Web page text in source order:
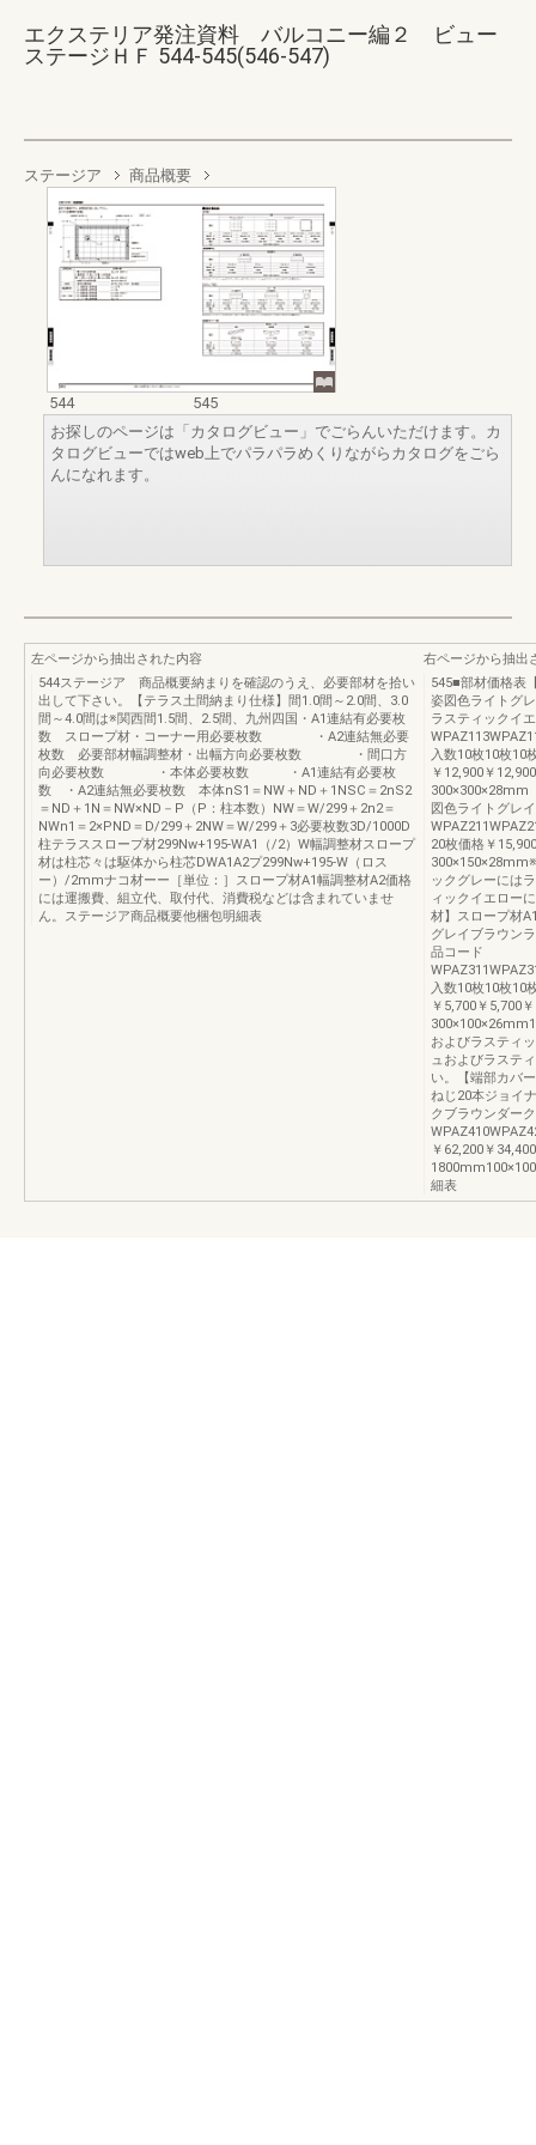
エクステリア発注資料 バルコニー編２ ビュー
ステージＨＦ 544-545(546-547)
ステージア 商品概要
544
545
お探しのページは「カタログビュー」でごらんいただけます。カ
タログビューではweb上でパラパラめくりながらカタログをごら
んになれます。
左ページから抽出された内容
544ステージア 商品概要納まりを確認のうえ、必要部材を拾い
出して下さい。【テラス土間納まり仕様】間1.0間～2.0間、3.0
間～4.0間は※関西間1.5間、2.5間、九州四国・A1連結有必要枚
数 スロープ材・コーナー用必要枚数 ・A2連結無必要
枚数 必要部材幅調整材・出幅方向必要枚数 ・間口方
向必要枚数 ・本体必要枚数 ・A1連結有必要枚
数 ・A2連結無必要枚数 本体nS1＝NW＋ND＋1NSC＝2nS2
＝ND＋1N＝NW×ND－P（P：柱本数）NW＝W/299＋2n2＝
NWn1＝2×PND＝D/299＋2NW＝W/299＋3必要枚数3D/1000D
柱テラススロープ材299Nw+195-WA1（/2）W幅調整材スロープ
材は柱芯々は駆体から柱芯DWA1A2プ299Nw+195-W（ロス
ー）/2mmナコ材ーー［単位：］スロープ材A1幅調整材A2価格
には運搬費、組立代、取付代、消費税などは含まれていませ
ん。ステージア商品概要他梱包明細表
右ページから抽出
545■部材価格表
姿図色ライトグ
ラスティックイ
入数10枚10枚10
￥12,900￥
300×300×28mm
図色ライトグレ
20枚価格￥
ックグレーには
ィックイエロー
材】スロープ材
グレイブラウン
品コード
入数10枚10枚10
￥5,700￥5,700
およびラスティ
ュおよびラステ
い。【端部カバ
ねじ20本ジョイ
クブラウンダー
￥62,200￥
細表